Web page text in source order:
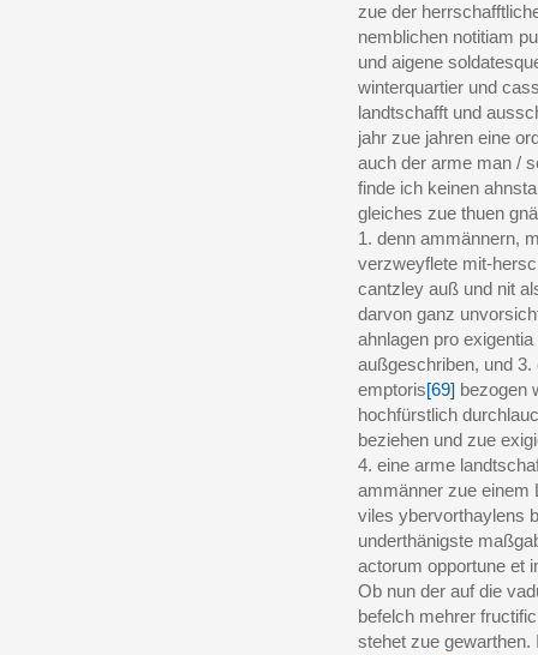
zue der
nemblichen notitiam
und aigene
winterquartier und
landtschafft und
jahr zue jahren eine
auch der arme man /
finde ich keinen
gleiches zue thuen
1. denn ammännern,
verzweyflete mit-
cantzley auß und nit
darvon ganz
ahnlagen pro
außgeschriben, und
emptoris[69] bezogen
hochfürstlich
beziehen und zue
4. eine arme
ammänner zue einem
viles ybervorthaylens
underthänigste
actorum opportune et
Ob nun der auf die
befelch mehrer
stehet zue gewarthen.